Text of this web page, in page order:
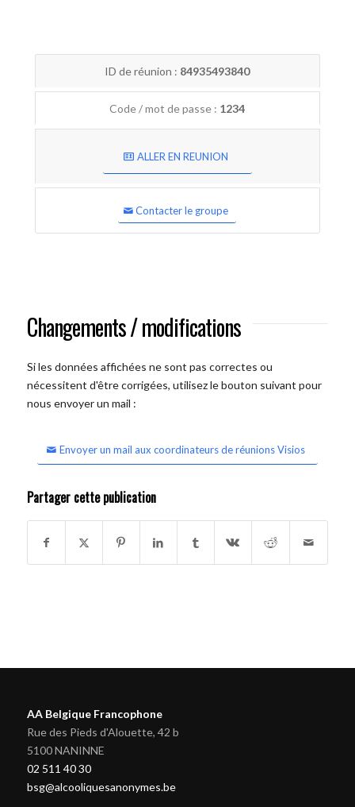
ID de réunion : 84935493840
Code / mot de passe : 1234
ALLER EN REUNION
Contacter le groupe
Changements / modifications
Si les données affichées ne sont pas correctes ou
nécessitent d'être corrigées, utilisez le bouton suivant pour
nous envoyer un mail :
Envoyer un mail aux coordinateurs de réunions Visios
Partager cette publication
AA Belgique Francophone
Rue des Pieds d'Alouette, 42 b
5100 NANINNE
02 511 40 30
bsg@alcooliquesanonymes.be